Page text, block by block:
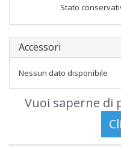
Stato
Accessori
Nessun dato disponibile
Vuoi saperne di